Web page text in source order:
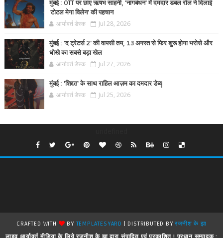
मुंबई : OTT पर छाए ऋषभ साहनी, 'नागबंधन' में दमदार डबल रोल ने दिलाई
'टोटल मेगा विलेन' की पहचान
आर्यावर्त डेस्क Jul 28, 2026
मुंबई : 'द ट्रेटर्स 2' की वापसी तय, 13 अगस्त से फिर शुरू होगा भरोसे और
धोखे का सबसे बड़ा खेल
आर्यावर्त डेस्क Jul 27, 2026
मुंबई : 'शिद्दत' के साथ राहिल आज़म का दमदार डेब्यू
आर्यावर्त डेस्क Jul 25, 2026
CRAFTED WITH BYTEMPLATESYARD | DISTRIBUTED BYरजनीश के झा